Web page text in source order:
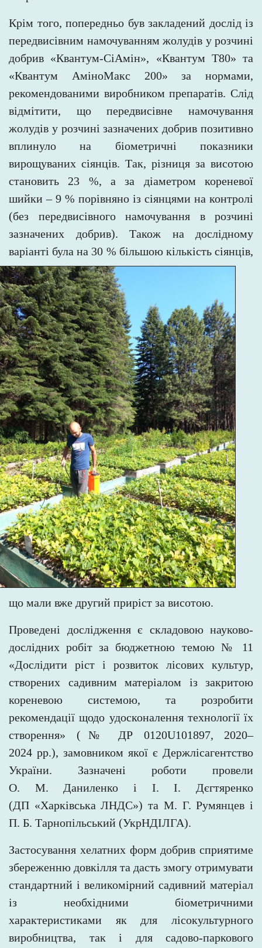
Крім того, попередньо був закладений дослід із
передвисівним намочуванням жолудів у розчині
добрив «Квантум-СіАмін», «Квантум Т80» та
«Квантум АміноМакс 200» за нормами,
рекомендованими виробником препаратів. Слід
відмітити, що передвисівне намочування
жолудів у розчині зазначених добрив позитивно
вплинуло на біометричні показники
вирощуваних сіянців. Так, різниця за висотою
становить 23 %, а за діаметром кореневої
шийки – 9 % порівняно із сіянцями на контролі
(без передвисівного намочування в розчині
зазначених добрив). Також на дослідному
варіанті була на 30 % більшою кількість сіянців,
що мали вже другий приріст за висотою.
Проведені дослідження є складовою науково-
дослідних робіт за бюджетною темою № 11
«Дослідити ріст і розвиток лісових культур,
створених садивним матеріалом із закритою
кореневою системою, та розробити
рекомендації щодо удосконалення технології їх
створення» (№ ДР 0120U101897, 2020–
2024 рр.), замовником якої є Держлісагентство
України. Зазначені роботи провели
О. М. Даниленко і І. І. Дєгтяренко
(ДП «Харківська ЛНДС») та М. Г. Румянцев і
П. Б. Тарнопільський (УкрНДІЛГА).
Застосування хелатних форм добрив сприятиме
збереженню довкілля та дасть змогу отримувати
стандартний і великомірний садивний матеріал
із необхідними біометричними
характеристиками як для лісокультурного
виробництва, так і для садово-паркового